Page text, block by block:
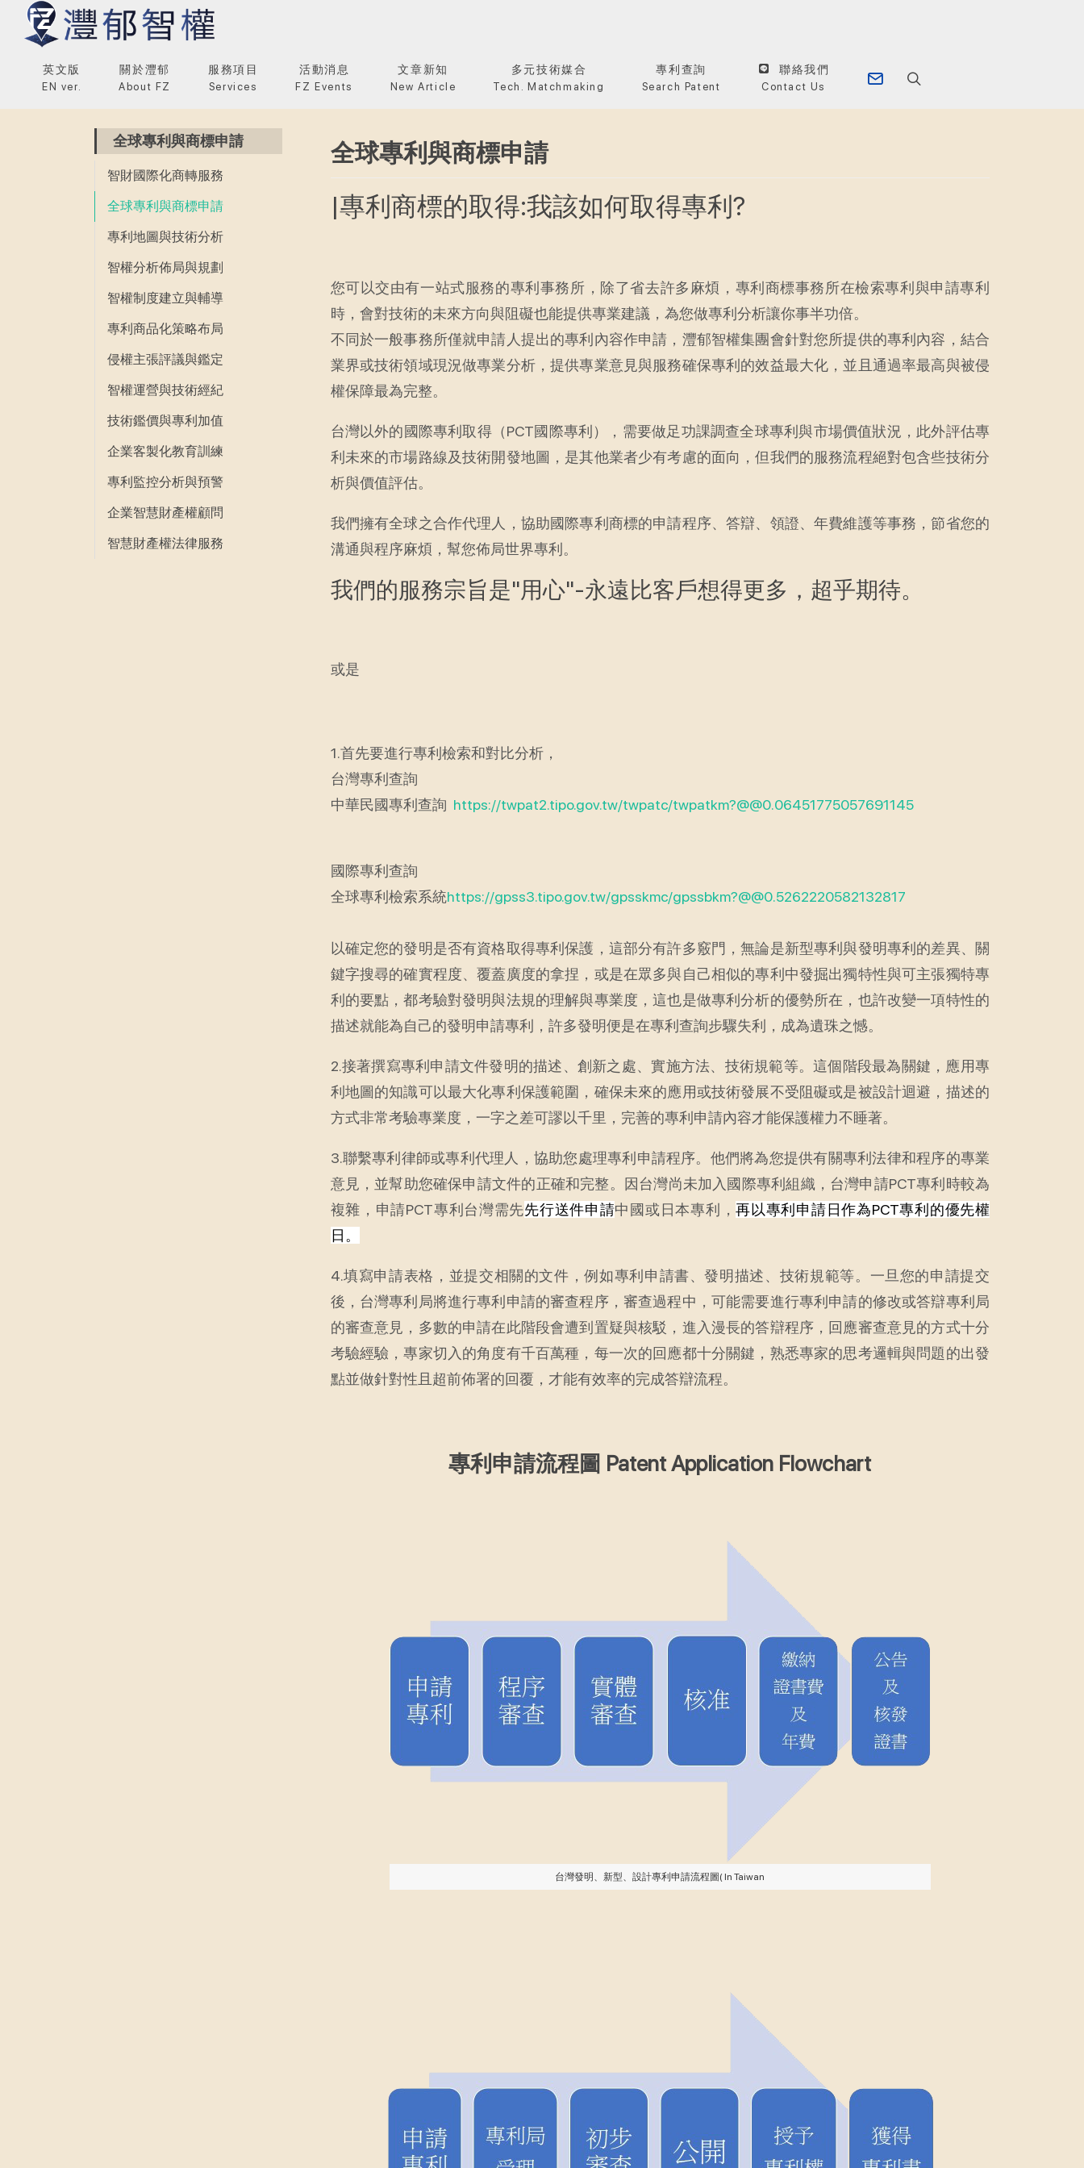
英文版
EN ver.
關於灃郁
About FZ
服務項目
Services
活動消息
FZ Events
文章新知
New Article
多元技術媒合
Tech. Matchmaking
專利查詢
Search Patent
聯絡我們
Contact Us
全球專利與商標申請
智財國際化商轉服務
全球專利與商標申請
專利地圖與技術分析
智權分析佈局與規劃
智權制度建立與輔導
專利商品化策略布局
侵權主張評議與鑑定
智權運營與技術經紀
技術鑑價與專利加值
企業客製化教育訓練
專利監控分析與預警
企業智慧財產權顧問
智慧財產權法律服務
全球專利與商標申請
|專利商標的取得:我該如何取得專利?
您可以交由有一站式服務的專利事務所，除了省去許多麻煩，專利商標事務所在檢索專利與申請專利
時，會對技術的未來方向與阻礙也能提供專業建議，為您做專利分析讓你事半功倍。
不同於一般事務所僅就申請人提出的專利內容作申請，灃郁智權集團會針對您所提供的專利內容，結合
業界或技術領域現況做專業分析，提供專業意見與服務確保專利的效益最大化，並且通過率最高與被侵
權保障最為完整。
台灣以外的國際專利取得（PCT國際專利），需要做足功課調查全球專利與市場價值狀況，此外評估專
利未來的市場路線及技術開發地圖，是其他業者少有考慮的面向，但我們的服務流程絕對包含些技術分
析與價值評估。
我們擁有全球之合作代理人，協助國際專利商標的申請程序、答辯、領證、年費維護等事務，節省您的
溝通與程序麻煩，幫您佈局世界專利。
我們的服務宗旨是"用心"-永遠比客戶想得更多，超乎期待。
或是
1.首先要進行專利檢索和對比分析，
台灣專利查詢
中華民國專利查詢 https://twpat2.tipo.gov.tw/twpatc/twpatkm?@@0.06451775057691145
國際專利查詢
全球專利檢索系統https://gpss3.tipo.gov.tw/gpsskmc/gpssbkm?@@0.5262220582132817
以確定您的發明是否有資格取得專利保護，這部分有許多竅門，無論是新型專利與發明專利的差異、關
鍵字搜尋的確實程度、覆蓋廣度的拿捏，或是在眾多與自己相似的專利中發掘出獨特性與可主張獨特專
利的要點，都考驗對發明與法規的理解與專業度，這也是做專利分析的優勢所在，也許改變一項特性的
描述就能為自己的發明申請專利，許多發明便是在專利查詢步驟失利，成為遺珠之憾。
2.接著撰寫專利申請文件發明的描述、創新之處、實施方法、技術規範等。這個階段最為關鍵，應用專
利地圖的知識可以最大化專利保護範圍，確保未來的應用或技術發展不受阻礙或是被設計迴避，描述的
方式非常考驗專業度，一字之差可謬以千里，完善的專利申請內容才能保護權力不睡著。
3.聯繫專利律師或專利代理人，協助您處理專利申請程序。他們將為您提供有關專利法律和程序的專業
意見，並幫助您確保申請文件的正確和完整。因台灣尚未加入國際專利組織，台灣申請PCT專利時較為
複雜，申請PCT專利台灣需先先行送件申請中國或日本專利，再以專利申請日作為PCT專利的優先權
日。
4.填寫申請表格，並提交相關的文件，例如專利申請書、發明描述、技術規範等。一旦您的申請提交
後，台灣專利局將進行專利申請的審查程序，審查過程中，可能需要進行專利申請的修改或答辯專利局
的審查意見，多數的申請在此階段會遭到置疑與核駁，進入漫長的答辯程序，回應審查意見的方式十分
考驗經驗，專家切入的角度有千百萬種，每一次的回應都十分關鍵，熟悉專家的思考邏輯與問題的出發
點並做針對性且超前佈署的回覆，才能有效率的完成答辯流程。
專利申請流程圖 Patent Application Flowchart
台灣發明、新型、設計專利申請流程圖( In Taiwan